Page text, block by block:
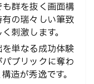
群を抜く画面構
の瑞々しい筆致
刺激します。
単なる成功体験
ブリックに奪わ
造が秀逸です。